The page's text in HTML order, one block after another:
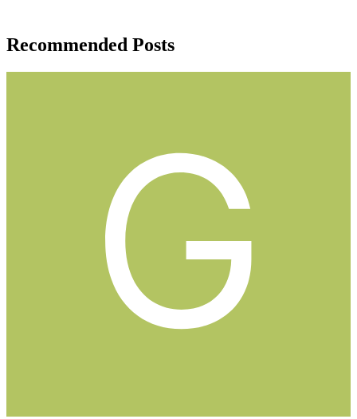
Recommended Posts